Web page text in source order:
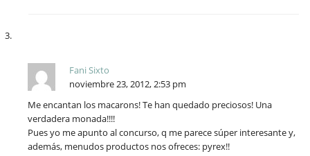
Fani Sixto
noviembre 23, 2012, 2:53 pm
Me encantan los macarons! Te han quedado preciosos! Una
verdadera monada!!!!
Pues yo me apunto al concurso, q me parece súper interesante y,
además, menudos productos nos ofreces: pyrex!!